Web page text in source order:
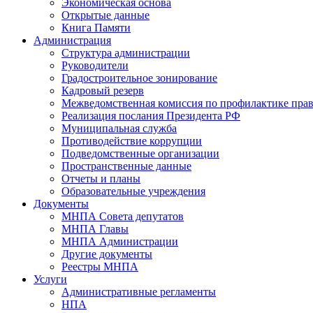
Экономическая основа
Открытые данные
Книга Памяти
Администрация
Структура администрации
Руководители
Градостроительное зонирование
Кадровый резерв
Межведомственная комиссия по профилактике
Реализация послания Президента РФ
Муниципальная служба
Противодействие коррупции
Подведомственные организации
Пространственные данные
Отчеты и планы
Образовательные учреждения
Документы
МНПА Совета депутатов
МНПА Главы
МНПА Администрации
Другие документы
Реестры МНПА
Услуги
Административные регламенты
НПА